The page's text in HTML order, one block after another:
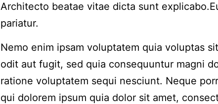
Architecto beatae vitae dicta sunt
pariatur.
Nemo enim ipsam voluptatem quia voluptas
odit aut fugit, sed quia consequuntur magni
ratione voluptatem sequi nesciunt. Neque
qui dolorem ipsum quia dolor sit amet,